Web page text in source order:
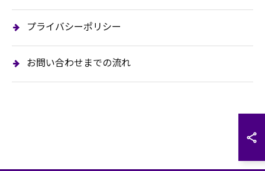
プライバシーポリシー
お問い合わせまでの流れ